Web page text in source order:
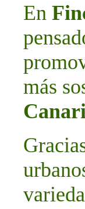
En
más